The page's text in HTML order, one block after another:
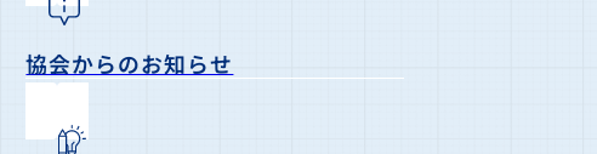
協会からのお知らせ